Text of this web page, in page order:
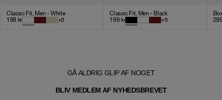
Classic Fit, Men - White
199 kr +5
Classic Fit, Men - Black
199 kr +5
GÅ ALDRIG GLIP AF NOGET
BLIV MEDLEM AF NYHEDSBREVET